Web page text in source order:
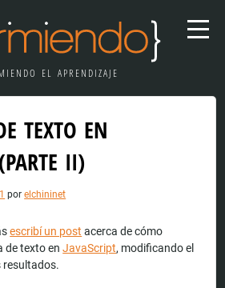
EL APRENDIZAJE
TEXTO EN
II)
porelchininet
escribí un post acerca de cómo
de texto enJavaScript, modificando el
resultados.